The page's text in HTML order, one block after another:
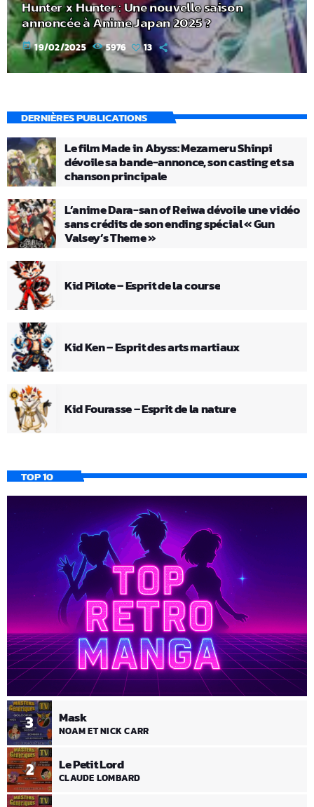
Hunter x Hunter : Une nouvelle saison
annoncée à Anime Japan 2025 ?
today 19/02/2025 5976 13
DERNIÈRES PUBLICATIONS
Le film Made in Abyss: Mezameru Shinpi
dévoile sa bande-annonce, son casting et sa
chanson principale
L’anime Dara-san of Reiwa dévoile une vidéo
sans crédits de son ending spécial « Gun
Valsey’s Theme »
Kid Pilote – Esprit de la course
Kid Ken – Esprit des arts martiaux
Kid Fourasse – Esprit de la nature
TOP 10
2 Le Petit Lord
CLAUDE LOMBARD
3 Mask
NOAM ET NICK CARR